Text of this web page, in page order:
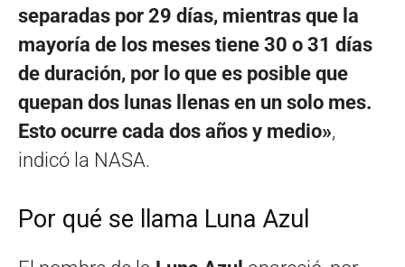
separadas por 29 días, mientras que la
mayoría de los meses tiene 30 o 31 días
de duración, por lo que es posible que
quepan dos lunas llenas en un solo mes.
Esto ocurre cada dos años y medio»,
indicó la NASA.
Por qué se llama Luna Azul